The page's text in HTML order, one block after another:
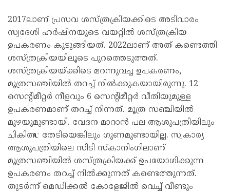
2017ലാണ് പ്രസവ ശസ്ത്രക്രിയക്കിടെ അടിവാരം
സ്വദേശി ഹര്‍ഷിനയുടെ വയറ്റില്‍ ശസ്ത്രക്രിയ
ഉപകരണം കുടുങ്ങിയത്. 2022ലാണ് അത് കണ്ടെത്തി
ശസ്ത്രക്രിയയിലൂടെ പുറത്തെടുത്തത്.
ശസ്ത്രക്രിയയ്ക്കിടെ മറന്നുവച്ച ഉപകരണം,
മൂത്രസഞ്ചിയില്‍ തറച്ച് നില്‍ക്കുകയായിരുന്നു. 12
സെന്റിമീറ്റര്‍ നീളവും 6 സെന്റിമീറ്റര്‍ വീതിയുമുള്ള
ഉപകരണമാണ് തറച്ച് നിന്നത്. മൂത്ര സഞ്ചിയില്‍
മുഴയുമുണ്ടായി. വേദന മാറാന്‍ പല ആശുപത്രിയിലും
ചികിത്സ തേടിയെങ്കിലും ഗുണമുണ്ടായില്ല. സ്വകാര്യ
ആശുപത്രിയിലെ സിടി സ്‌കാനിംഗിലാണ്
മൂത്രസഞ്ചിയില്‍ ശസ്ത്രക്രിയക്ക് ഉപയോഗിക്കുന്ന
ഉപകരണം തറച്ച് നില്‍ക്കുന്നത് കണ്ടെത്തുന്നത്.
തുടര്‍ന്ന് മെഡിക്കല്‍ കോളേജില്‍ വെച്ച് വീണ്ടും